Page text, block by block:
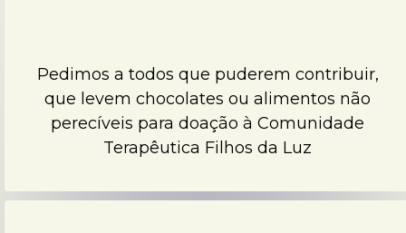
Pedimos a todos que puderem contribuir,
que levem chocolates ou alimentos não
perecíveis para doação à Comunidade
Terapêutica Filhos da Luz